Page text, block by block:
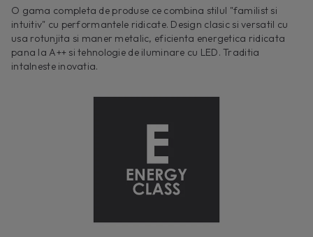
O gama completa de produse ce combina stilul "familist si
intuitiv" cu performantele ridicate. Design clasic si versatil cu
usa rotunjita si maner metalic, eficienta energetica ridicata
pana la A++ si tehnologie de iluminare cu LED. Traditia
intalneste inovatia.